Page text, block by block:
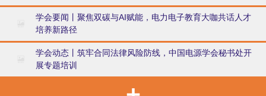
学会要闻丨聚焦双碳与AI赋能，电力电子教育大咖共话人才
培养新路径
学会动态丨筑牢合同法律风险防线，中国电源学会秘书处开
展专题培训